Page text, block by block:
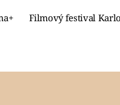
Filmový festival